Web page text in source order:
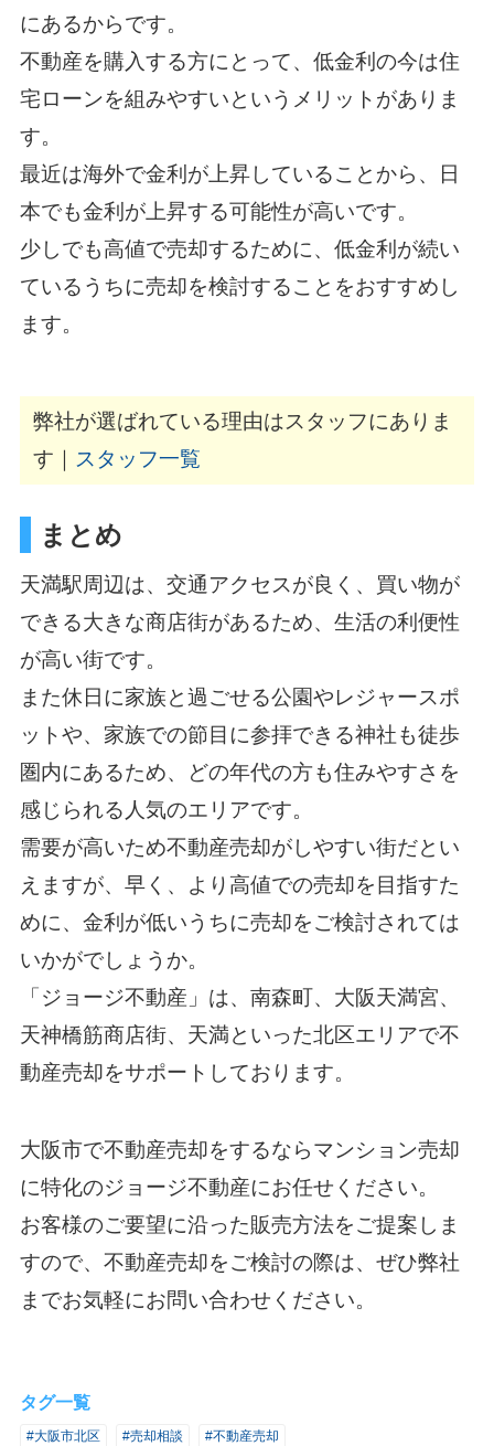
にあるからです。
不動産を購入する方にとって、低金利の今は住
宅ローンを組みやすいというメリットがありま
す。
最近は海外で金利が上昇していることから、日
本でも金利が上昇する可能性が高いです。
少しでも高値で売却するために、低金利が続い
ているうちに売却を検討することをおすすめし
ます。
弊社が選ばれている理由はスタッフにありま
す｜ スタッフ一覧
まとめ
天満駅周辺は、交通アクセスが良く、買い物が
できる大きな商店街があるため、生活の利便性
が高い街です。
また休日に家族と過ごせる公園やレジャースポ
ットや、家族での節目に参拝できる神社も徒歩
圏内にあるため、どの年代の方も住みやすさを
感じられる人気のエリアです。
需要が高いため不動産売却がしやすい街だとい
えますが、早く、より高値での売却を目指すた
めに、金利が低いうちに売却をご検討されては
いかがでしょうか。
「ジョージ不動産」は、南森町、大阪天満宮、
天神橋筋商店街、天満といった北区エリアで不
動産売却をサポートしております。
大阪市で不動産売却をするならマンション売却
に特化のジョージ不動産にお任せください。
お客様のご要望に沿った販売方法をご提案しま
すので、不動産売却をご検討の際は、ぜひ弊社
までお気軽にお問い合わせください。
タグ一覧
#大阪市北区 #売却相談 #不動産売却